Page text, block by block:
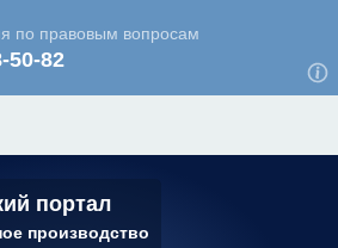
портал
производство
22-64